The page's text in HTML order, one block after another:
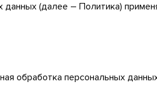
(далее – Политика)
обработка персональных